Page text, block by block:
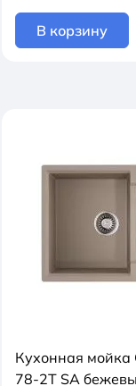
В корзину
Кухонная мойка
78-2T SA